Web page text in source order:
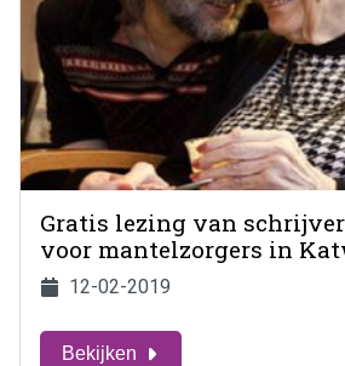
Gratis lezing van
voor mantelzorgers in
12-02-2019
Bekijken